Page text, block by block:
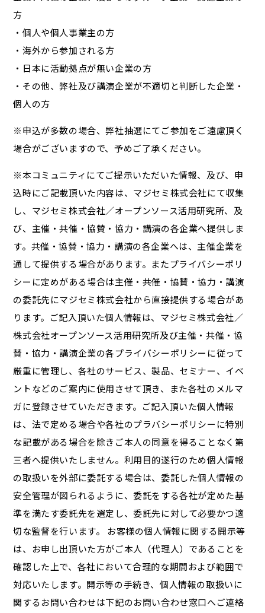
方
・個人や個人事業主の方
・海外から参加される方
・日本に活動拠点が無い企業の方
・その他、弊社及び講演企業が不適切と判断した企業・
個人の方
※申込が多数の場合、弊社抽選にてご参加をご遠慮頂く
場合がございますので、予めご了承ください。
※本コミュニティにてご提示いただいた情報、及び、申
込時にご記載頂いた内容は、マジセミ株式会社にて収集
し、マジセミ株式会社／オープンソース活用研究所、及
び、主催・共催・協賛・協力・講演の各企業へ提供しま
す。共催・協賛・協力・講演の各企業へは、主催企業を
通して提供する場合があります。またプライバシーポリ
シーに定めがある場合は主催・共催・協賛・協力・講演
の委託先にマジセミ株式会社から直接提供する場合があ
ります。ご記入頂いた個人情報は、マジセミ株式会社／
株式会社オープンソース活用研究所及び主催・共催・協
賛・協力・講演企業の各プライバシーポリシーに従って
厳重に管理し、各社のサービス、製品、セミナー、イベ
ントなどのご案内に使用させて頂き、また各社のメルマ
ガに登録させていただきます。ご記入頂いた個人情報
は、法で定める場合や各社のプラバシーポリシーに特別
な記載がある場合を除きご本人の同意を得ることなく第
三者へ提供いたしません。利用目的遂行のため個人情報
の取扱いを外部に委託する場合は、委託した個人情報の
安全管理が図られるように、委託をする各社が定めた基
準を満たす委託先を選定し、委託先に対して必要かつ適
切な監督を行います。 お客様の個人情報に関する開示等
は、お申し出頂いた方がご本人（代理人）であることを
確認した上で、各社において合理的な期間および範囲で
対応いたします。開示等の手続き、個人情報の取扱いに
関するお問い合わせは下記のお問い合わせ窓口へご連絡